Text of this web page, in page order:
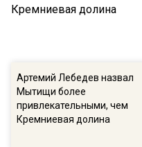
Артемий Лебедев назвал
Мытищи более
привлекательными, чем
Кремниевая долина